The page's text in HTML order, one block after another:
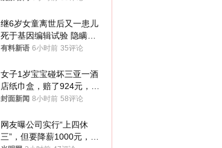
继6岁女童离世后又一患儿
死于基因编辑试验 隐瞒一
年才对外披露
有料新语 6小时前 35评论
女子1岁宝宝碰坏三亚一酒
店纸巾盒，赔了924元，发
帖吐槽后酒店退还一半的
封面新闻 8小时前 58评论
网友曝公司实行“上四休
三”，但要降薪1000元，不